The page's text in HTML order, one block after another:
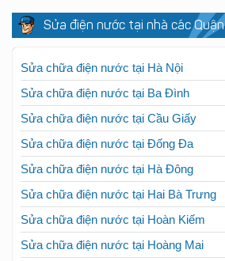
Sửa điện nước tại nhà các Quận
Sửa chữa điện nước tại Hà Nội
Sửa chữa điện nước tại Ba Đình
Sửa chữa điện nước tại Cầu Giấy
Sửa chữa điện nước tại Đống Đa
Sửa chữa điện nước tại Hà Đông
Sửa chữa điện nước tại Hai Bà Trưng
Sửa chữa điện nước tại Hoàn Kiếm
Sửa chữa điện nước tại Hoàng Mai